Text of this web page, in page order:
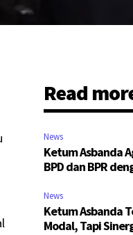
Read
News
Ketum Asbanda
BPD dan BPR
News
Ketum Asbanda
Modal, Tapi